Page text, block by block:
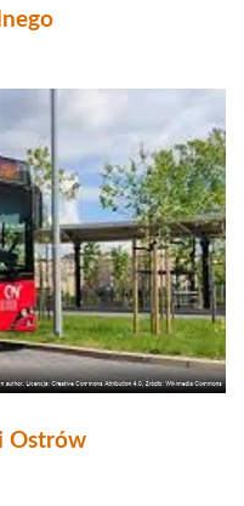
Ostrów